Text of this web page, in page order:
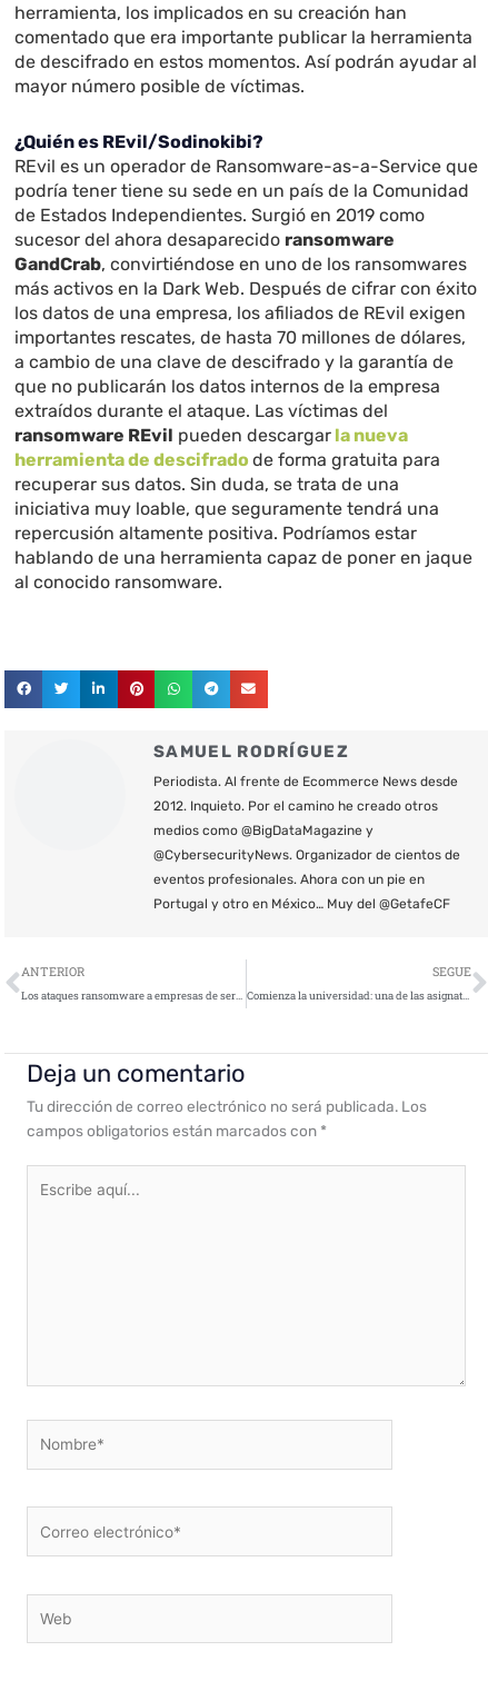
herramienta, los implicados en su creación han
comentado que era importante publicar la herramienta
de descifrado en estos momentos. Así podrán ayudar al
mayor número posible de víctimas.
¿Quién es REvil/Sodinokibi?
REvil es un operador de Ransomware-as-a-Service que
podría tener tiene su sede en un país de la Comunidad
de Estados Independientes. Surgió en 2019 como
sucesor del ahora desaparecido ransomware
GandCrab, convirtiéndose en uno de los ransomwares
más activos en la Dark Web. Después de cifrar con éxito
los datos de una empresa, los afiliados de REvil exigen
importantes rescates, de hasta 70 millones de dólares,
a cambio de una clave de descifrado y la garantía de
que no publicarán los datos internos de la empresa
extraídos durante el ataque. Las víctimas del
ransomware REvil pueden descargar la nueva
herramienta de descifrado de forma gratuita para
recuperar sus datos. Sin duda, se trata de una
iniciativa muy loable, que seguramente tendrá una
repercusión altamente positiva. Podríamos estar
hablando de una herramienta capaz de poner en jaque
al conocido ransomware.
SAMUEL RODRÍGUEZ
Periodista. Al frente de Ecommerce News desde
2012. Inquieto. Por el camino he creado otros
medios como @BigDataMagazine y
@CybersecurityNews. Organizador de cientos de
eventos profesionales. Ahora con un pie en
Portugal y otro en México… Muy del @GetafeCF
Ant
ANTERIOR SEGUE
Deja un comentario
Tu dirección de correo electrónico no será publicada. Los
campos obligatorios están marcados con *
aquí...
electrónico*